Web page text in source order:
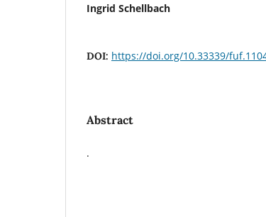
Ingrid Schellbach
DOI: https://doi.org/10.33339/
Abstract
.